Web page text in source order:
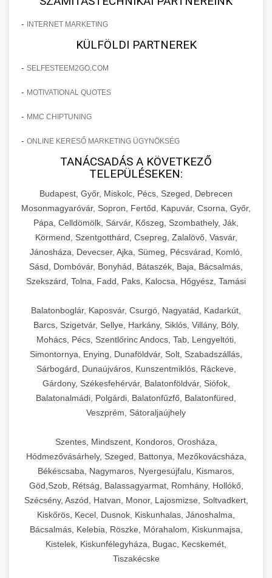
- INTERNET MARKETING
KÜLFÖLDI PARTNEREK
- SELFESTEEM2GO.COM
- MOTIVATIONAL QUOTES
- MMC CHIPTUNING
- ONLINE KERESŐ MARKETING ÜGYNÖKSÉG
TANÁCSADÁS A KÖVETKEZŐ
TELEPÜLÉSEKEN:
Budapest, Győr, Miskolc, Pécs, Szeged, Debrecen
Mosonmagyaróvár, Sopron, Fertőd, Kapuvár, Csorna, Győr,
Pápa, Celldömölk, Sárvár, Kőszeg, Szombathely, Ják,
Körmend, Szentgotthárd, Csepreg, Zalalövő, Vasvár,
Jánosháza, Devecser, Ajka, Sümeg, Pécsvárad, Komló,
Sásd, Dombóvár, Bonyhád, Bátaszék, Baja, Bácsalmás,
Szekszárd, Tolna, Fadd, Paks, Kalocsa, Hőgyész, Tamási
Balatonboglár, Kaposvár, Csurgó, Nagyatád, Kadarkút,
Barcs, Szigetvár, Sellye, Harkány, Siklós, Villány, Bóly,
Mohács, Pécs, Szentlőrinc Andocs, Tab, Lengyeltóti,
Simontornya, Enying, Dunaföldvár, Solt, Szabadszállás,
Sárbogárd, Dunaújváros, Kunszentmiklós, Ráckeve,
Gárdony, Székesfehérvár, Balatonföldvár, Siófok,
Balatonalmádi, Polgárdi, Balatonfűzfő, Balatonfüred,
Veszprém, Sátoraljaújhely
Szentes, Mindszent, Kondoros, Orosháza,
Hódmezővásárhely, Szeged, Battonya, Mezőkovácsháza,
Békéscsaba, Nagymaros, Nyergesújfalu, Kismaros,
Göd,Szob, Rétság, Balassagyarmat, Romhány, Hollókő,
Szécsény, Aszód, Hatvan, Monor, Lajosmizse, Soltvadkert,
Kiskőrös, Kecel, Dusnok, Kiskunhalas, Jánoshalma,
Bácsalmás, Kelebia, Röszke, Mórahalom, Kiskunmajsa,
Kistelek, Kiskunfélegyháza, Bugac, Kecskemét,
Tiszakécske